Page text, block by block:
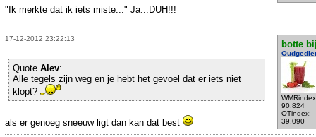
"Ik merkte dat ik iets miste..." Ja...DUH!!!
17-12-2012 23:22:13
botte
90.824
OTindex:
39.090
Quote Alev:
Alle tegels zijn weg en je hebt het gevoel dat er iets niet
klopt?
als er genoeg sneeuw ligt dan kan dat best